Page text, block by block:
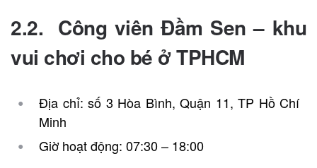
2.2. Công viên Đầm Sen – khu
vui chơi cho bé ở TPHCM
Địa chỉ: số 3 Hòa Bình, Quận 11, TP Hồ Chí
Minh
Giờ hoạt động: 07:30 – 18:00